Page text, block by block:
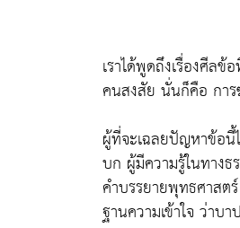
เราได้พูดถึงเรื่องศีล
คนสงสัย นั่นก็คือ การ
ผู้ที่จะเฉลยปัญหาข้อ
บก ผู้มีความรู้ในทาง
คำบรรยายพุทธศาส
ฐานความเข้าใจ ว่าบ